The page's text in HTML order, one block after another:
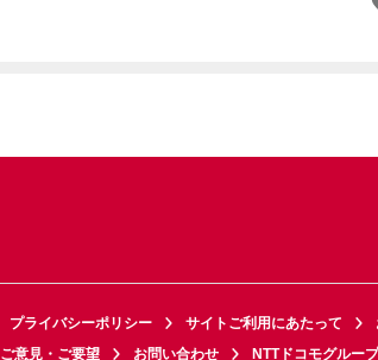
プライバシーポリシー サイトご利用にあたって
ご意見・ご要望 お問い合わせ NTTドコモグループ